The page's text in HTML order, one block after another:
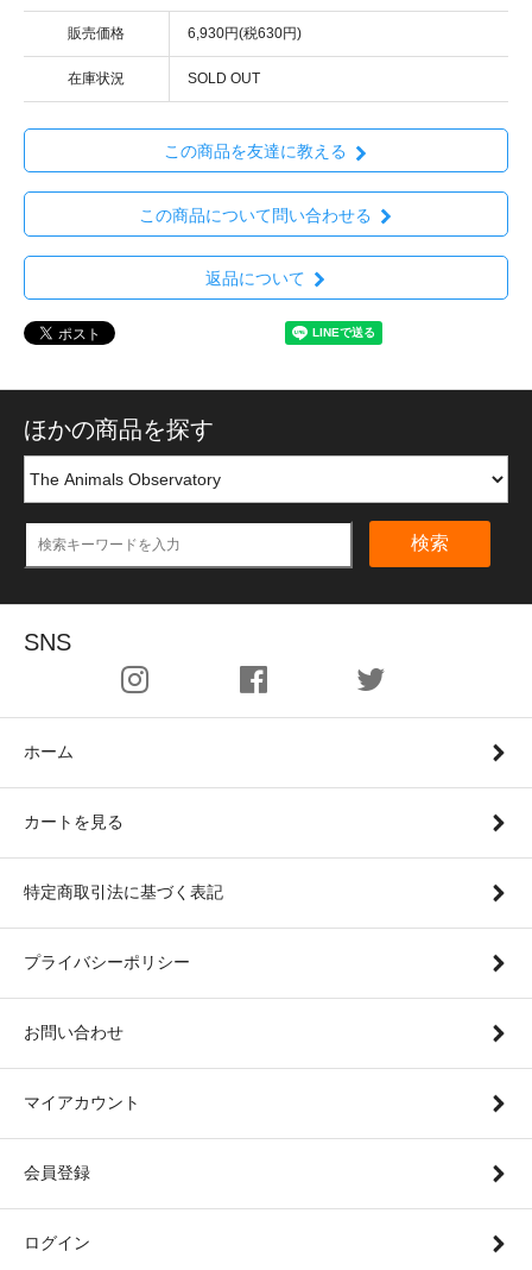
販売価格 6,930円(税630円)
在庫状況 SOLD OUT
この商品を友達に教える
この商品について問い合わせる
返品について
ほかの商品を探す
検索
SNS
ホーム
カートを見る
特定商取引法に基づく表記
プライバシーポリシー
お問い合わせ
マイアカウント
会員登録
ログイン